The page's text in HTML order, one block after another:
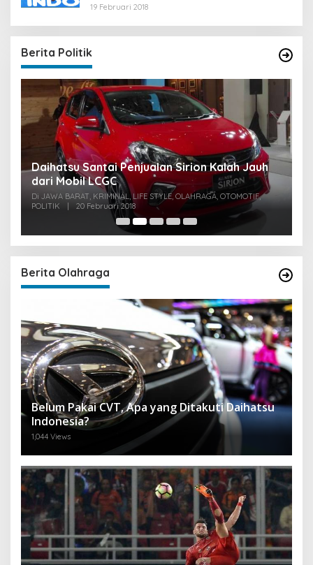
19 Februari 2018
Berita Politik
Daihatsu Santai Penjualan Sirion Kalah Jauh
dari Mobil LCGC
Di JAWA BARAT, KRIMINAL, LIFE STYLE, OLAHRAGA, OTOMOTIF,
POLITIK
| 20 Februari 2018
Berita Olahraga
Belum Pakai CVT, Apa yang Ditakuti Daihatsu
Indonesia?
1,044 Views